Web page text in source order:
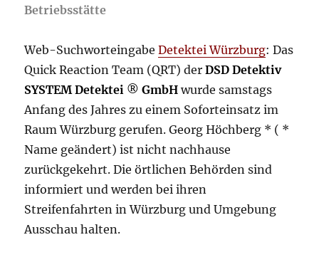
Betriebsstätte
Web-SuchworteingabeDetektei Würzburg: Das
Quick Reaction Team (QRT) derDSD Detektiv
SYSTEM Detektei ® GmbH wurde samstags
Anfang des Jahres zu einem Soforteinsatz im
Raum Würzburg gerufen. Georg Höchberg * ( *
Name geändert) ist nicht nachhause
zurückgekehrt. Die örtlichen Behörden sind
informiert und werden bei ihren
Streifenfahrten in Würzburg und Umgebung
Ausschau halten.